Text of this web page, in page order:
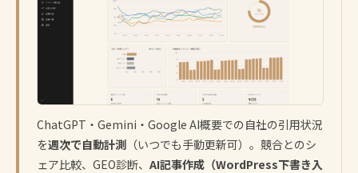
ChatGPT・Gemini・Google AI概要での自社の引用状況
を週次で自動計測 （いつでも手動更新可）。競合とのシ
ェア比較、GEO診断、 AI記事作成（WordPress下書き入